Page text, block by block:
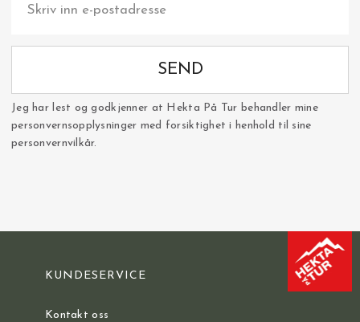
SEND
Jeg har lest og godkjenner at Hekta På Tur behandler mine
personvernsopplysninger med forsiktighet i henhold til sine
personvernvilkår.
KUNDESERVICE
Kontakt oss